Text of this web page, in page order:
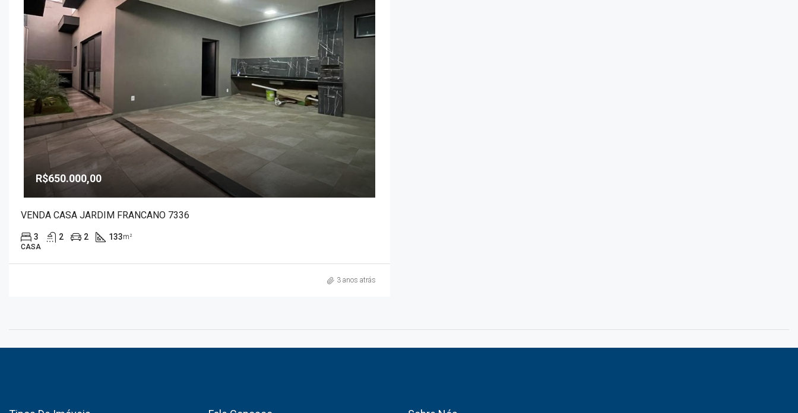
R$650.000,00
VENDA CASA JARDIM FRANCANO 7336
3 2 2 133m²
CASA
3 anos atrás